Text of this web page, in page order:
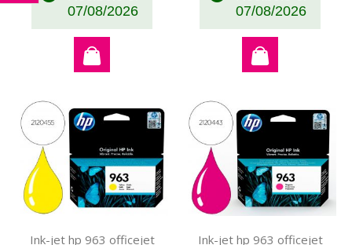
07/08/2026
07/08/2026
Ink-jet hp 963 officejet
Ink-jet hp 963 officejet
Comprar